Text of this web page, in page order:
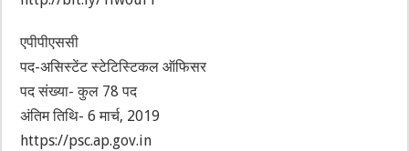
एपीपीएससी
पद-असिस्टेंट स्टेटिस्टिकल ऑफिसर
पद संख्या- कुल 78 पद
अंतिम तिथि- 6 मार्च, 2019
https://psc.ap.gov.in